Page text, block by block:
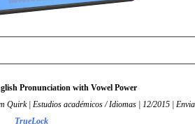
Pronunciation with Vowel Power
Quirk | Estudios académicos / Idiomas | 12/2015 |
TrueLock